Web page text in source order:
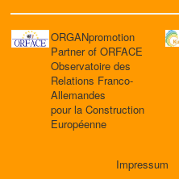
ORGANpromotion
Partner of ORFACE
Observatoire des
Relations Franco-
Allemandes
pour la Construction
Européenne
Impressum